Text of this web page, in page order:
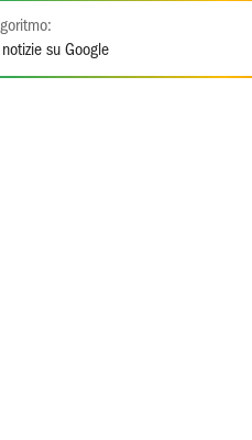
su Google